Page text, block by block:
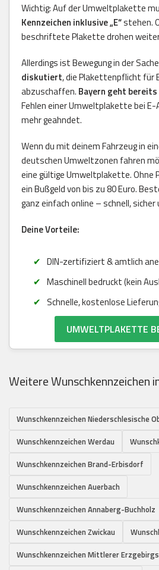
Wichtig: Auf der Umweltplakette
Kennzeichen inklusive „E“stehen.
beschriftete Plakette drohen
Allerdings ist Bewegung in der
diskutiert, die Plakettenpflicht für
abzuschaffen. Bayern geht bereits
Fehlen einer Umweltplakette bei
mehr geahndet.
Wenn du mit deinem Fahrzeug in
deutschen Umweltzonen fahren
eine gültige Umweltplakette. Ohne
ein Bußgeld von bis zu 80 Euro.
ganz einfach online – schnell, sicher
Deine Vorteile:
DIN-zertifiziert & amtlich
Maschinell bedruckt (kein
Schnelle, kostenlose
UMWELTPLAKETTE
Weitere Wunschkennzeichen
Wunschkennzeichen Niederschlesische
Wunschkennzeichen Werdau
Wunschkennzeichen Brand-Erbisdorf
Wunschkennzeichen Auerbach
Wunschkennzeichen Annaberg-Buchholz
Wunschkennzeichen Zwickau
Wunschkennzeichen Mittlerer